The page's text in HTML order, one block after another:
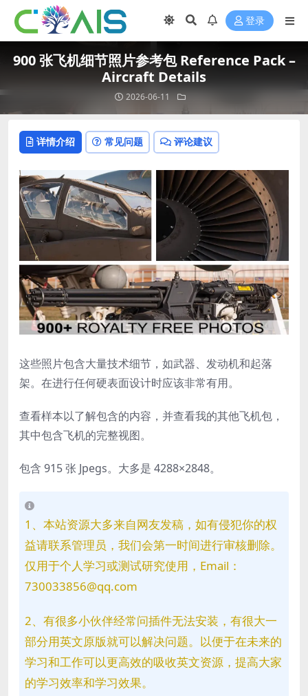
登录
900 张飞机细节照片参考包 Reference Pack –
Aircraft Details
2026-06-11
详情介绍 常见问题 评论建议
这些照片包含大量技术细节，如武器、发动机和起落
架。在进行任何硬表面设计时应该非常有用。
查看样本以了解包含的内容，并查看我的其他飞机包，
其中包含飞机的完整视图。
包含 915 张 Jpegs。大多是 4288×2848。
1、本站资源大多来自网友发稿，如有侵犯你的权
益请联系管理员，我们会第一时间进行审核删除。
仅用于个人学习或测试研究使用，Email：
730033856@qq.com
2、有很多小伙伴经常问插件无法安装，有很大一
部分用英文原版就可以解决问题。以便于在未来的
学习和工作可以更高效的吸收英文资源，提高大家
的学习效率和学习效果。